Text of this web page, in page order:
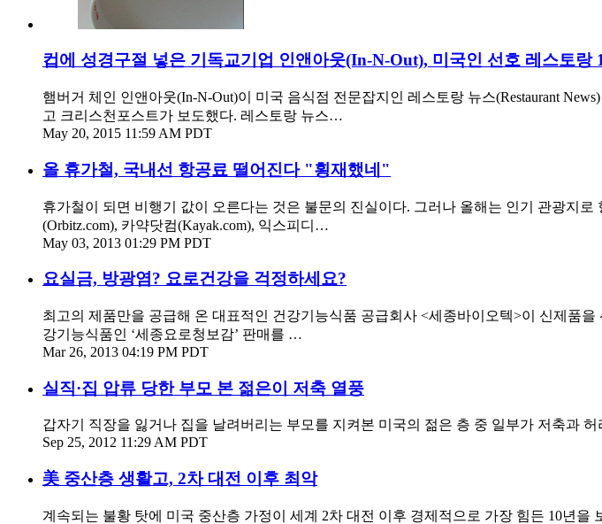
컵에 성경구절 넣은 기독교기업 인앤아웃(In-N-Out), 미국인 선호 레스토랑
햄버거 체인 인앤아웃(In-N-Out)이 미국 음식점 전문잡지인 레스토랑 뉴스(Restaurant
고 크리스천포스트가 보도했다. 레스토랑 뉴스…
May 20, 2015 11:59 AM PDT
올 휴가철, 국내선 항공료 떨어진다 "횡재했네"
휴가철이 되면 비행기 값이 오른다는 것은 불문의 진실이다. 그러나 올해는 인기 관광지
(Orbitz.com), 카약닷컴(Kayak.com), 익스피디…
May 03, 2013 01:29 PM PDT
요실금, 방광염? 요로건강을 걱정하세요?
최고의 제품만을 공급해 온 대표적인 건강기능식품 공급회사 <세종바이오텍>이 신제품
강기능식품인 ‘세종요로청보감’ 판매를 …
Mar 26, 2013 04:19 PM PDT
실직·집 압류 당한 부모 본 젊은이 저축 열풍
갑자기 직장을 잃거나 집을 날려버리는 부모를 지켜본 미국의 젊은 층 중 일부가 저축과
Sep 25, 2012 11:29 AM PDT
美 중산층 생활고, 2차 대전 이후 최악
계속되는 불황 탓에 미국 중산층 가정이 세계 2차 대전 이후 경제적으로 가장 힘든 10년을